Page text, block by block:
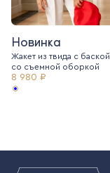
Новинка
Жакет из твида с баской
со съемной оборкой
8 980 ₽